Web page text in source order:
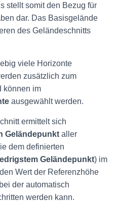
stellt somit den Bezug für
dar. Das Basisgelände
des Geländeschnitts
viele Horizonte
zusätzlich zum
können im
ausgewählt werden.
ermittelt sich
Geländepunkt aller
dem definierten
Geländepunkt) im
Wert der Referenzhöhe
der automatisch
werden kann.